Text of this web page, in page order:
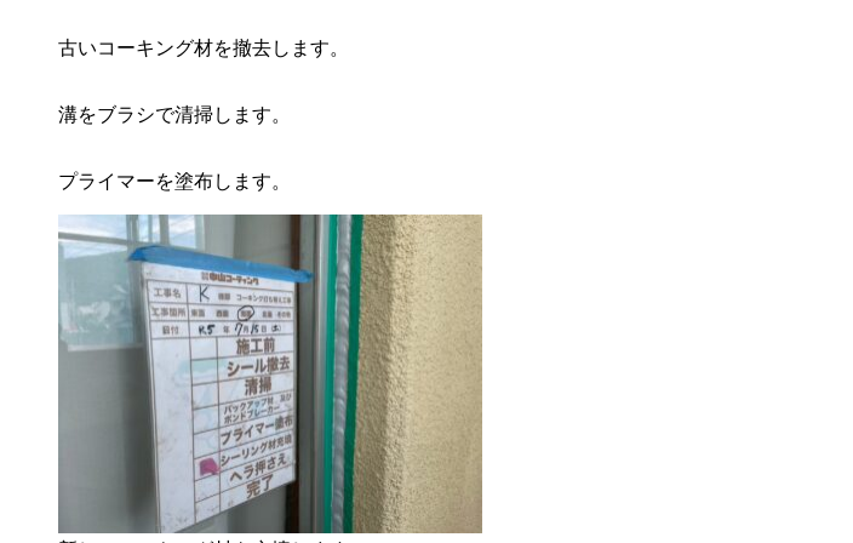
古いコーキング材を撤去します。
溝をブラシで清掃します。
プライマーを塗布します。